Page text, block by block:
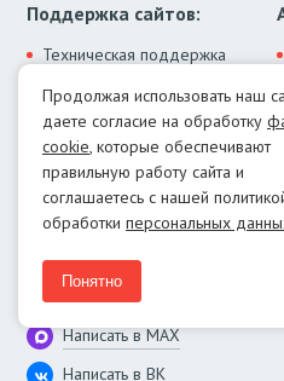
Поддержка сайтов:
Техническая поддержка
Модернизация сайта
Лечение от вирусов
Контакты:
Москва:+7 (499) 322-77-02
Екатеринбург:+7 (343) 351-74-32
E-mail:info@menocom.ru
Время работы:
Написать в Telegram
Написать в MAX
Написать в ВК
Продолжая использовать наш
даете согласие на обработку
cookie, которые обеспечивают
правильную работу сайта и
соглашаетесь с нашей
обработки персональных
Понятно